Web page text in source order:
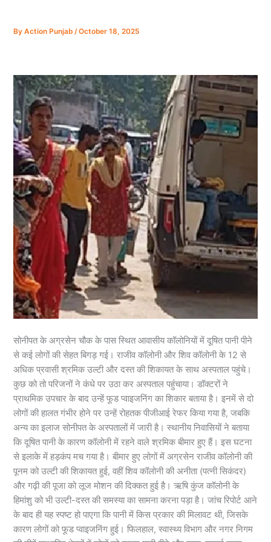
ByAction Punjab/October 18, 2025
सोनीपत के अग्रसेन चौक के पास स्थित आवासीय कॉलोनियों में दूषित पानी पीने
से कई लोगों की सेहत बिगड़ गई। राजीव कॉलोनी और शिव कॉलोनी के 12 से
अधिक प्रवासी श्रमिक उल्टी और दस्त की शिकायत के साथ अस्पताल पहुंचे।
कुछ को तो परिजनों ने कंधे पर उठा कर अस्पताल पहुंंचाया। डॉक्टरों ने
प्राथमिक उपचार के बाद उन्हें फूड प्वाइजनिंग का शिकार बताया है। इनमें से दो
लोगों की हालत गंभीर होने पर उन्हें रोहतक पीजीआई रेफर किया गया है, जबकि
अन्य का इलाज सोनीपत के अस्पतालों में जारी है। स्थानीय निवासियों ने बताया
कि दूषित पानी के कारण कॉलोनी में रहने वाले श्रमिक बीमार हुए हैं। इस घटना
से इलाके में हड़कंप मच गया है। बीमार हुए लोगों में अग्रसेन राजीव कॉलोनी की
पूनम को उल्टी की शिकायत हुई, वहीं शिव कॉलोनी की अनीता (पत्नी सिकंदर)
और गढ़ी की पूजा को लूज मोशन की दिक्कत हुई है। ऋषि कुंज कॉलोनी के
हिमांशु को भी उल्टी-दस्त की समस्या का सामना करना पड़ा है। जांच रिपोर्ट आने
के बाद ही यह स्पष्ट हो पाएगा कि पानी में किस प्रकार की मिलावट थी, जिसके
कारण लोगों को फूड प्वाइजनिंग हुई। फिलहाल, स्वास्थ्य विभाग और नगर निगम